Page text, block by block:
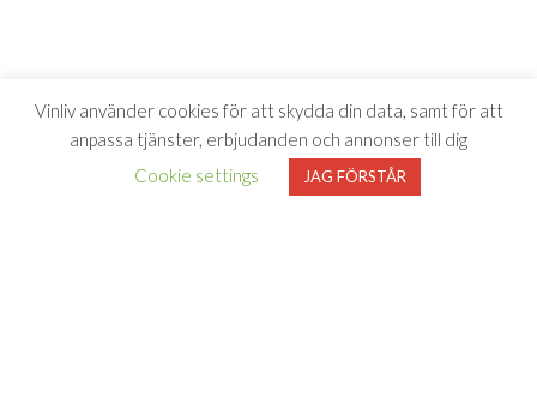
Vinliv använder cookies för att skydda din data, samt för att
anpassa tjänster, erbjudanden och annonser till dig
Cookie settings
JAG FÖRSTÅR